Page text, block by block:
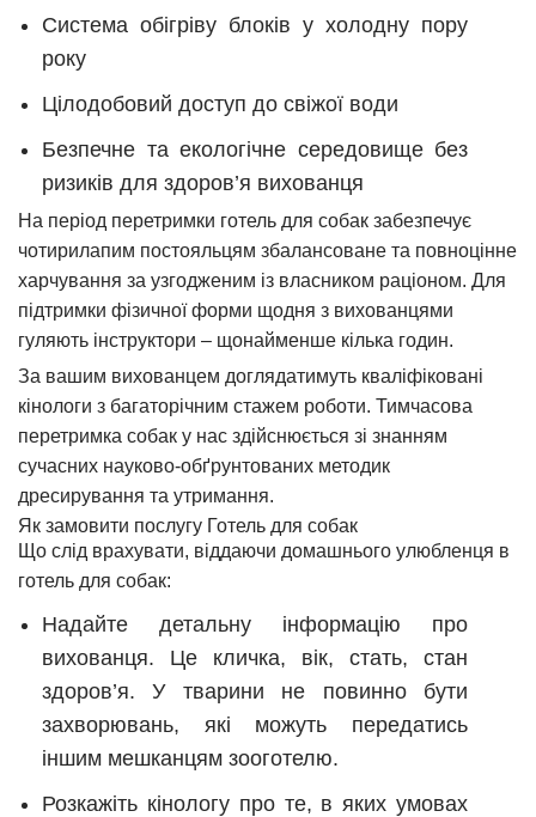
Система обігріву блоків у холодну пору
року
Цілодобовий доступ до свіжої води
Безпечне та екологічне середовище без
ризиків для здоров’я вихованця
На період перетримки готель для собак забезпечує
чотирилапим постояльцям збалансоване та повноцінне
харчування за узгодженим із власником раціоном. Для
підтримки фізичної форми щодня з вихованцями
гуляють інструктори – щонайменше кілька годин.
За вашим вихованцем доглядатимуть кваліфіковані
кінологи з багаторічним стажем роботи. Тимчасова
перетримка собак у нас здійснюється зі знанням
сучасних науково-обґрунтованих методик
дресирування та утримання.
Як замовити послугу Готель для собак
Що слід врахувати, віддаючи домашнього улюбленця в
готель для собак:
Надайте детальну інформацію про
вихованця. Це кличка, вік, стать, стан
здоров’я. У тварини не повинно бути
захворювань, які можуть передатись
іншим мешканцям зооготелю.
Розкажіть кінологу про те, в яких умовах